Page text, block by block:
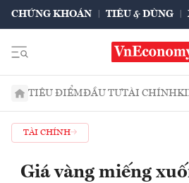
CHỨNG KHOÁN TIÊU & DÙNG
TIÊU ĐIỂMĐẦU TƯTÀI CHÍNH
TÀI CHÍNH
Giá vàng miếng